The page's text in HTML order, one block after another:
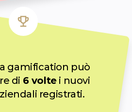
gamification può
di 6 volte i nuovi
registrati.